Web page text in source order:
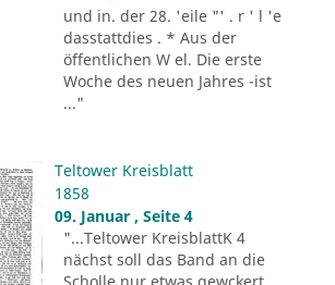
und in. der 28. 'eile "' . r ' l 'e
dasstattdies . * Aus der
öffentlichen W el. Die erste
Woche des neuen Jahres -ist
..."
Teltower Kreisblatt
1858
09. Januar , Seite 4
"...Teltower KreisblattK 4
nächst soll das Band an die